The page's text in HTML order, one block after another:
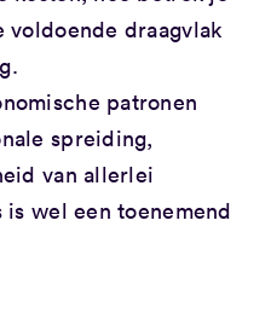
draagvlak
patronen
spreiding,
van allerlei
wel een toenemend